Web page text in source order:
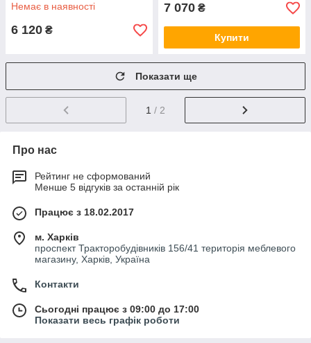
Немає в наявності
6 120 ₴
7 070 ₴
Купити
Показати ще
1 / 2
Про нас
Рейтинг не сформований
Менше 5 відгуків за останній рік
Працює з 18.02.2017
м. Харків
проспект Тракторобудівників 156/41 територія меблевого
магазину, Харків, Україна
Контакти
Сьогодні працює з 09:00 до 17:00
Показати весь графік роботи